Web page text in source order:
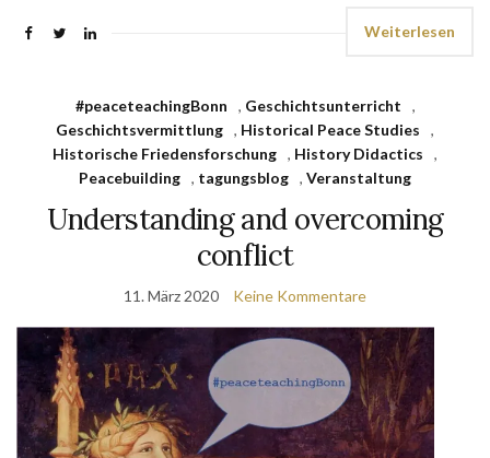
Weiterlesen
#peaceteachingBonn , Geschichtsunterricht
,
Geschichtsvermittlung , Historical Peace Studies
,
Historische Friedensforschung , History Didactics
,
Peacebuilding , tagungsblog , Veranstaltung
Understanding and overcoming
conflict
11. März 2020 Keine Kommentare